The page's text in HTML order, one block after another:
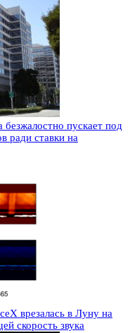
пускает под
ради ставки на
врезалась в Луну на
скорость звука